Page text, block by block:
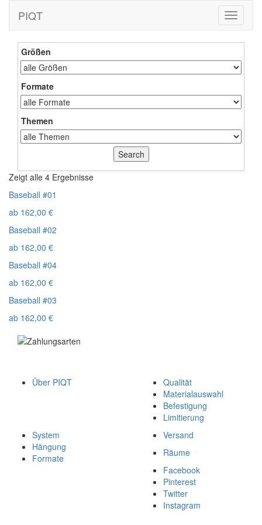
Toggle
PIQT
Größen
Formate
Themen
Zeigt alle 4 Ergebnisse
Baseball #01
ab 162,00 €
Baseball #02
ab 162,00 €
Baseball #04
ab 162,00 €
Baseball #03
ab 162,00 €
Über PIQT
Qualität
Materialauswahl
Befestigung
Limitierung
System
Hängung
Formate
Versand
Räume
Facebook
Pinterest
Twitter
Instagram